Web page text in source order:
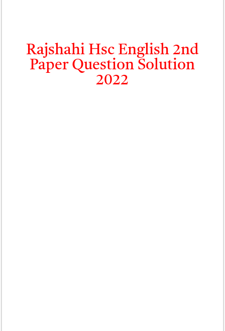
Rajshahi Hsc English 2nd
Paper Question Solution
2022